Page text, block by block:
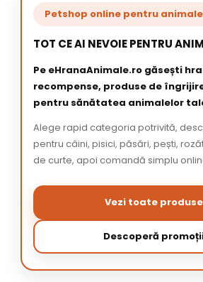
Petshop online pentru
TOT CE AI NEVOIE PENTRU
Pe eHranaAnimale.ro găsești
recompense, produse de
pentru sănătatea animalelor
Alege rapid categoria potrivită,
pentru câini, pisici, păsări, pești,
de curte, apoi comandă simplu
Vezi toate
Descoperă